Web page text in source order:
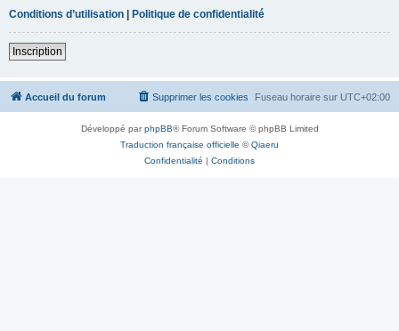
Conditions d’utilisation | Politique de confidentialité
Inscription
Accueil du forum Fuseau horaire sur UTC+02:00
Supprimer les cookies
Développé parphpBB® Forum Software © phpBB Limited
Traduction française officielle ©Qiaeru
Confidentialité | Conditions